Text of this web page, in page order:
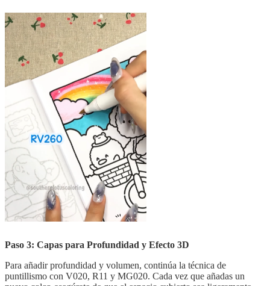
Paso 3: Capas para Profundidad y Efecto 3D
Para añadir profundidad y volumen, continúa la técnica de
puntillismo con V020, R11 y MG020. Cada vez que añadas un